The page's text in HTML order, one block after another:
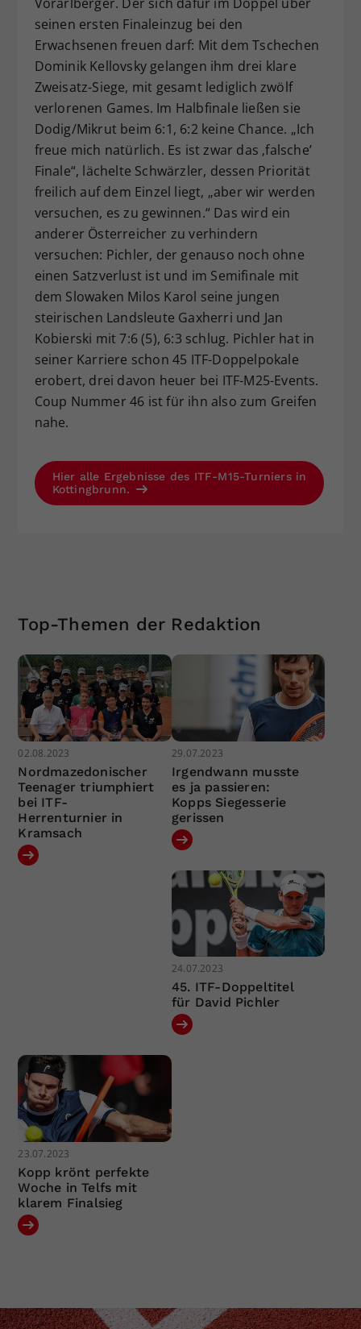
seinen ersten Finaleinzug bei den
Erwachsenen freuen darf: Mit dem Tschechen
Dominik Kellovsky gelangen ihm drei klare
Zweisatz-Siege, mit gesamt lediglich zwölf
verlorenen Games. Im Halbfinale ließen sie
Dodig/Mikrut beim 6:1, 6:2 keine Chance. „Ich
freue mich natürlich. Es ist zwar das ‚falsche’
Finale“, lächelte Schwärzler, dessen Priorität
freilich auf dem Einzel liegt, „aber wir werden
versuchen, es zu gewinnen.“ Das wird ein
anderer Österreicher zu verhindern
versuchen: Pichler, der genauso noch ohne
einen Satzverlust ist und im Semifinale mit
dem Slowaken Milos Karol seine jungen
steirischen Landsleute Gaxherri und Jan
Kobierski mit 7:6 (5), 6:3 schlug. Pichler hat in
seiner Karriere schon 45 ITF-Doppelpokale
erobert, drei davon heuer bei ITF-M25-Events.
Coup Nummer 46 ist für ihn also zum Greifen
nahe.
Hier alle Ergebnisse des ITF-M15-Turniers in
Kottingbrunn.
Top-Themen der Redaktion
02.08.2023
Nordmazedonischer
Teenager triumphiert
bei ITF-
Herrenturnier in
Kramsach
29.07.2023
Irgendwann musste
es ja passieren:
Kopps Siegesserie
gerissen
24.07.2023
45. ITF-Doppeltitel
für David Pichler
23.07.2023
Kopp krönt perfekte
Woche in Telfs mit
klarem Finalsieg